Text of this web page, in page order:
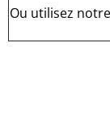
Ou utilisez notre